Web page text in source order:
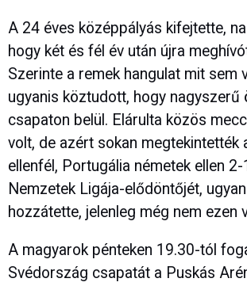
A 24 éves középpályás kifejtette,
hogy két és fél év után újra
Szerinte a remek hangulat mit sem
ugyanis köztudott, hogy nagyszerű
csapaton belül. Elárulta közös
volt, de azért sokan megtekintették
ellenfél, Portugália németek ellen
Nemzetek Ligája-elődöntőjét,
hozzátette, jelenleg még nem ezen
A magyarok pénteken 19.30-tól
Svédország csapatát a Puskás